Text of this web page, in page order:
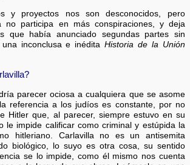
y proyectos nos son desconocidos, pero
no participa en más conspiraciones, y deja
que había anunciado segundas partes sin
una inconclusa e inéditaHistoria de la Unión
parecer ociosa a cualquiera que se asome
referencia a los judíos es constante, por no
Hitler que, al parecer, siempre estuvo en su
le impide calificar como criminal y estúpida la
hitleriano. Carlavilla no es un antisemita
biológico, lo suyo es otra cosa, su sentido
se lo impide, como él mismo nos cuenta